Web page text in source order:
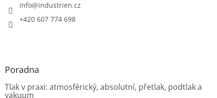
info@industrien.cz
+420 607 774 698
Poradna
Tlak v praxi: atmosférický, absolutní, přetlak, podtlak a
vakuum